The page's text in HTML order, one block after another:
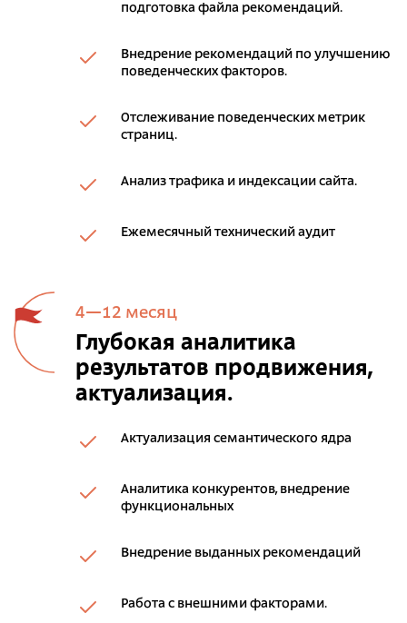
подготовка файла рекомендаций.
Внедрение рекомендаций по улучшению
поведенческих факторов.
Отслеживание поведенческих метрик
страниц.
Анализ трафика и индексации сайта.
Ежемесячный технический аудит
4—12 месяц
Глубокая аналитика
результатов продвижения,
актуализация.
Актуализация семантического ядра
Аналитика конкурентов, внедрение
функциональных
Внедрение выданных рекомендаций
Работа с внешними факторами.